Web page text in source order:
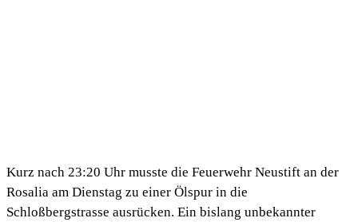
Kurz nach 23:20 Uhr musste die Feuerwehr Neustift an der
Rosalia am Dienstag zu einer Ölspur in die
Schloßbergstrasse ausrücken. Ein bislang unbekannter